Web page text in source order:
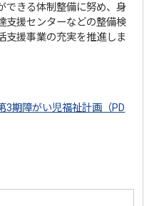
できる体制整備に努め、身
支援センターなどの整備検
支援事業の充実を推進しま
3期障がい児福祉計画（PD